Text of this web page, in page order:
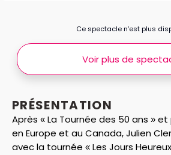
PRÉSENTATION
Après « La Tournée des 50 ans »
en Europe et au Canada, Julien
avec la tournée « Les Jours
Ce spectacle n’est plus
Voir plus de